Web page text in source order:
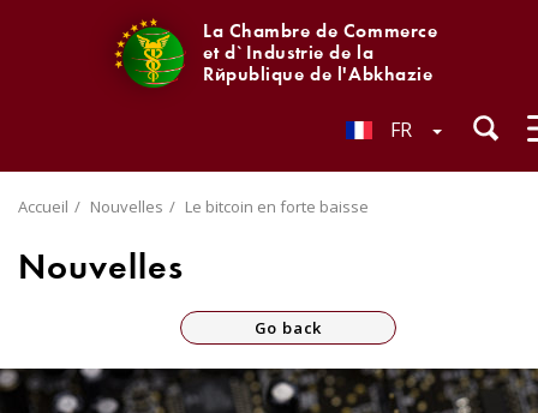
La Chambre de Commerce
et d`Industrie de la
République de l'Abkhazie
FR
Accueil Nouvelles Le bitcoin en forte baisse
Nouvelles
Go back